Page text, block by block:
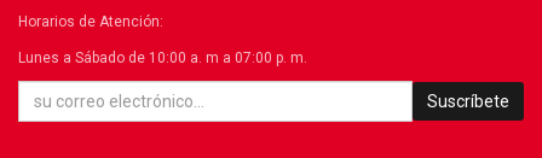
Horarios de Atención:
Lunes a Sábado de 10:00 a. m a 07:00 p. m.
Suscríbete